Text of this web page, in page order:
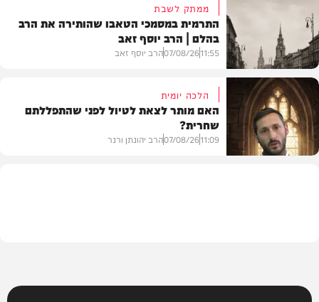
דעות
בית המדרש
ממתק לשבת
התרמית במסמכי הטאבו שהותירה את הרב
בהלם | הרב יוסף זאב
11:55
07/08/26הרב יוסף זאב
הלכה יומית
האם מותר לצאת לטיול לפני שהתפללתם
שחרית?
11:09
07/08/26הרב יהונתן ורנר